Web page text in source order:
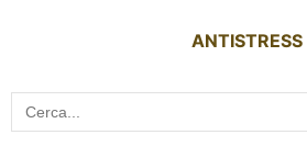
ANTISTRESS
Search
for: